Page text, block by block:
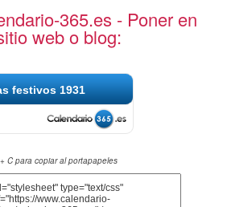
365.es - Poner en
web o blog:
festivos 1931
C para copiar al portapapeles